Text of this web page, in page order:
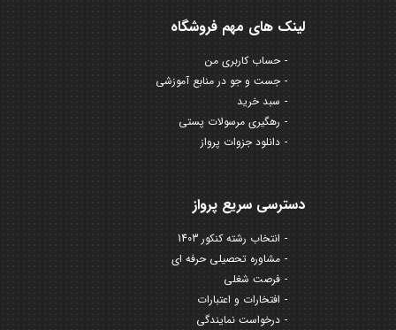
لینک های مهم فروشگاه
حساب کاربری من
جست و جو در منابع آموزشی
سبد خرید
رهگیری مرسولات پستی
دانلود جزوات پرواز
دسترسی سریع پرواز
انتخاب رشته کنکور 1403
مشاوره تحصیلی حرفه ای
فرصت شغلی
افتخارات و اعتبارات
درخواست نمایندگی